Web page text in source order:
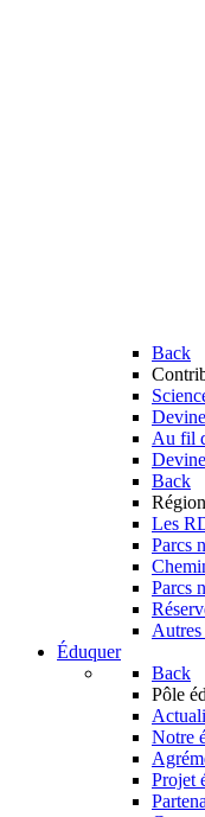
Back
Au fil
Back
Les
Parcs
Parcs
Autres
Éduquer
Back
Pôle
Notre
Projet